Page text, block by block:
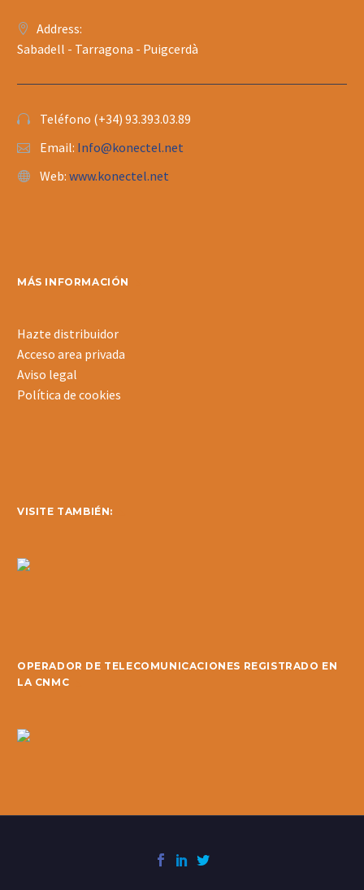
Address:
Sabadell - Tarragona - Puigcerdà
Teléfono (+34) 93.393.03.89
Email: Info@konectel.net
Web: www.konectel.net
MÁS INFORMACIÓN
Hazte distribuidor
Acceso area privada
Aviso legal
Política de cookies
VISITE TAMBIÉN:
OPERADOR DE TELECOMUNICACIONES REGISTRADO EN
LA CNMC